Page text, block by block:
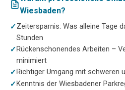
Wiesbaden?
Zeitersparnis: Was alleine Tage
Stunden
Rückenschonendes Arbeiten –
minimiert
Richtiger Umgang mit schweren
Kenntnis der Wiesbadener